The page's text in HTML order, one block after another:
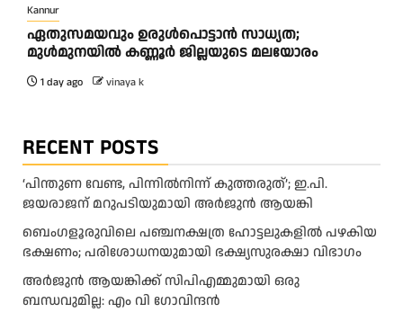
Kannur
ഏതുസമയവും ഉരുൾപൊട്ടാൻ സാധ്യത;
മുൾമുനയിൽ കണ്ണൂർ ജില്ലയുടെ മലയോരം
1 day ago vinaya k
RECENT POSTS
‘പിന്തുണ വേണ്ട, പിന്നിൽനിന്ന് കുത്തരുത്’; ഇ.പി.
ജയരാജന് മറുപടിയുമായി അർജുൻ ആയങ്കി
ബെംഗളൂരുവിലെ പഞ്ചനക്ഷത്ര ഹോട്ടലുകളിൽ പഴകിയ
ഭക്ഷണം; പരിശോധനയുമായി ഭക്ഷ്യസുരക്ഷാ വിഭാഗം
അര്‍ജുന്‍ ആയങ്കിക്ക് സിപിഎമ്മുമായി ഒരു
ബന്ധവുമില്ല: എം വി ഗോവിന്ദന്‍